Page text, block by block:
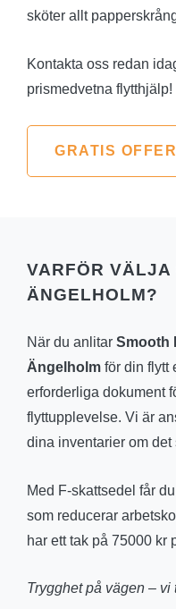
sköter allt
Kontakta oss redan
prismedvetna flytthjälp!
GRATIS
VARFÖR VÄLJA
ÄNGELHOLM?
När du anlitar Smooth
Ängelholm för din flytt
erforderliga dokument
flyttupplevelse. Vi är
dina inventarier om
Med F-skattsedel får
som reducerar
har ett tak på 75000 kr
Trygghet på vägen – vi